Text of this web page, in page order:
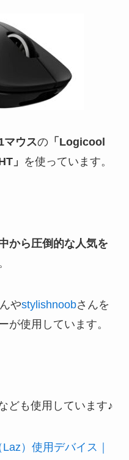
マウスの「Logicool
」 を使っています。
から圧倒的な人気を
やstylishnoobさんを
が使用しています。
ども使用しています♪
）使用デバイス｜